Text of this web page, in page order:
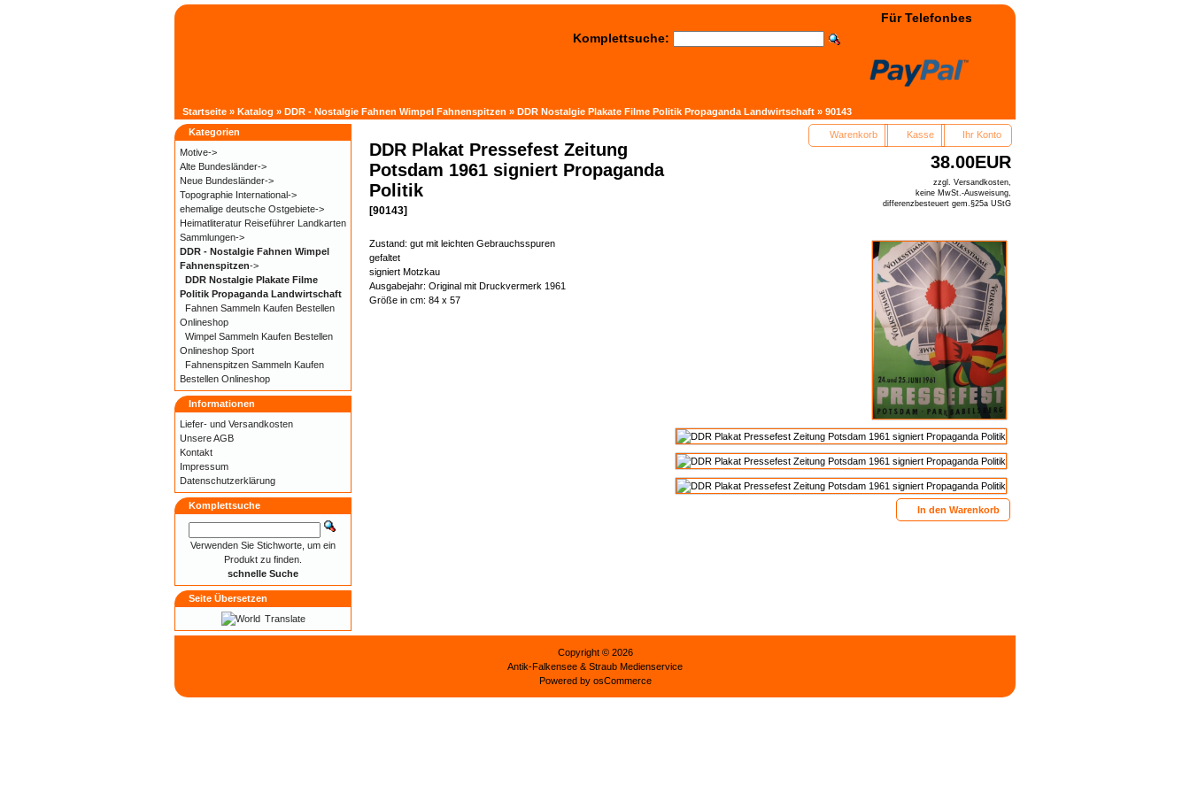
Für Telefonbestellung: +49(0)3322 - 400038
Komplettsuche:
Warenkorb Kasse Ihr Konto
Startseite » Katalog » DDR - Nostalgie Fahnen Wimpel Fahnenspitzen » DDR Nostalgie Plakate Filme Politik Propaganda Landwirtschaft » 90143
38.00EUR
zzgl. Versandkosten,
keine MwSt.-Ausweisung,
differenzbesteuert gem.§25a UStG
DDR Plakat Pressefest Zeitung
Potsdam 1961 signiert Propaganda
Politik
[90143]
Zustand: gut mit leichten Gebrauchsspuren
gefaltet
signiert Motzkau
Ausgabejahr: Original mit Druckvermerk 1961
Größe in cm: 84 x 57
In den Warenkorb
Kategorien
Motive->
Alte Bundesländer->
Neue Bundesländer->
Topographie International->
ehemalige deutsche Ostgebiete->
Heimatliteratur Reiseführer Landkarten
Sammlungen->
DDR - Nostalgie Fahnen Wimpel
Fahnenspitzen->
DDR Nostalgie Plakate Filme
Politik Propaganda Landwirtschaft
Fahnen Sammeln Kaufen Bestellen
Onlineshop
Wimpel Sammeln Kaufen Bestellen
Onlineshop Sport
Fahnenspitzen Sammeln Kaufen
Bestellen Onlineshop
Informationen
Liefer- und Versandkosten
Unsere AGB
Kontakt
Impressum
Datenschutzerklärung
Komplettsuche
Verwenden Sie Stichworte, um ein
Produkt zu finden.
schnelle Suche
Seite Übersetzen
Translate
Copyright © 2026
Antik-Falkensee & Straub Medienservice
Powered by osCommerce